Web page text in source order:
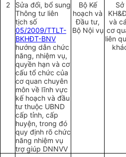
2
Sửa đổi, bổ sung
Thông tư liên
tịch số
05/2009/TTLT-
BKHĐT-BNV
hướng dẫn chức
năng, nhiệm vụ,
quyền hạn và cơ
cấu tổ chức của
cơ quan chuyên
môn về lĩnh vực
kế hoạch và đầu
tư thuộc UBND
cấp tỉnh, cấp
huyện, trong đó
quy định rõ chức
năng nhiệm vụ
trợ giúp DNNVV
Bộ Kế
hoạch và
Đầu tư,
Bộ Nội vụ
Sở
và
cơ
liên